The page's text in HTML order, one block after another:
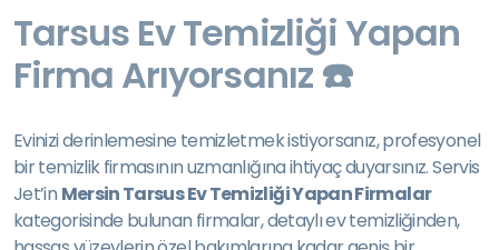
Tarsus Ev Temizliği Yapan
Firma Arıyorsanız ☎️
Evinizi derinlemesine temizletmek istiyorsanız, profesyonel
bir temizlik firmasının uzmanlığına ihtiyaç duyarsınız. Servis
Jet’in Mersin Tarsus Ev Temizliği Yapan Firmalar
kategorisinde bulunan firmalar, detaylı ev temizliğinden,